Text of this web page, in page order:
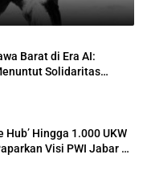
Barat di Era AI:
Solidaritas
Hub’ Hingga 1.000 UKW
Visi PWI Jabar di